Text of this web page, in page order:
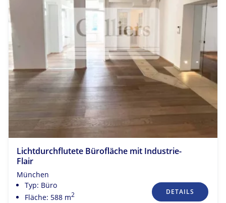
Lichtdurchflutete Bürofläche mit Industrie-
Flair
München
Typ: Büro
Fläche: 588 m2 DETAILS